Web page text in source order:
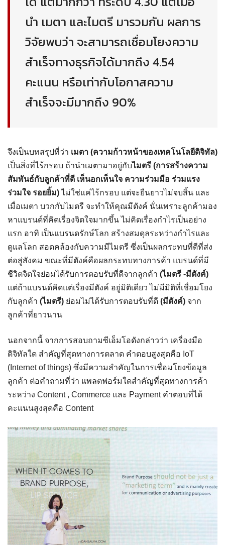
นำ เมตา และไมตรี มารวมกัน ผลการ
วิจัยพบว่า จะสามารถเชื่อมโยงความ
สำเร็จทางธุรกิจได้มากถึง 4.54
คะแนน หรือเท่ากับโอกาสความ
สำเร็จจะมีมากถึง 90%
จึงเป็นบทสรุปที่ว่า เมตา (ความก้าวหน้าของเทคโนโลยีดิจิทัล)
เป็นสิ่งที่ไร้กรอบ ถ้านำเมตามาอยู่กับไมตรี (การสร้างความ
สัมพันธ์กับลูกค้าที่ดี เห็นอกเห็นใจ ความร่วมมือ ร่วมแรง
ร่วมใจ รอยยิ้ม) ไม่ใช่แค่ไร้กรอบ แต่จะยืนยาวไม่จบสิ้น และ
เมื่อเมตา บวกกับไมตรี จะทำให้คุณมีตังค์ นั่นเพราะลูกค้ามอง
หาแบรนด์ที่คิดเรื่องจิตใจมากขึ้น ไม่คิดเรื่องกำไรเป็นอย่าง
แรก อาทิ เป็นแบรนดรักษ์โลก สร้างสมดุลระหว่างกำไรและ
ดูแลโลก สอดคล้องกับความมีไมตรี ซึ่งเป็นผลกระทบที่ดีที่ส่ง
ต่อสู่สังคม ขณะที่มีตังค์คือผลกระทบทางการค้า แบรนด์ที่มี
ชีวิตจิตใจย่อมได้รับการตอบรับที่ดีจากลูกค้า (ไมตรี -มีตังค์)
แต่ถ้าแบรนด์คิดแต่เรื่องมีตังค์ อยู่มิติเดียว ไม่มีมิติที่เชื่อมโยง
กับลูกค้า (ไมตรี) ย่อมไม่ได้รับการตอบรับที่ดี (มีตังค์) จาก
ลูกค้าที่ยาวนาน
นอกจากนี้ จากการสอบถามซีเอ็มโอดังกล่าวว่า เครื่องมือ
ดิจิทัลใด สำคัญที่สุดทางการตลาด คำตอบสูงสุดคือ IoT
(Internet of things) ซึ่งมีความสำคัญในการเชื่อมโยงข้อมูล
ลูกค้า ต่อคำถามที่ว่า แพลตฟอร์มใดสำคัญที่สุดทางการค้า
ระหว่าง Content , Commerce และ Payment คำตอบที่ได้
คะแนนสูงสุดคือ Content